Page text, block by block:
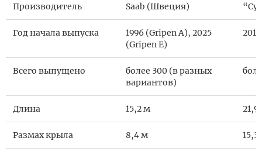
Производитель Saab (Швеция)
Год начала выпуска
1996 (Gripen A), 2025
(Gripen E)
2014
Всего выпущено
более 300 (в разных
вариантов)
Длина 15,2 м 21,9
Размах крыла 8,4 м 15,3